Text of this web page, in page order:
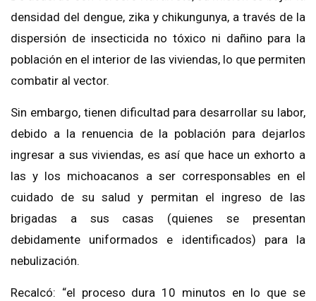
densidad del dengue, zika y chikungunya, a través de la
dispersión de insecticida no tóxico ni dañino para la
población en el interior de las viviendas, lo que permiten
combatir al vector.
Sin embargo, tienen dificultad para desarrollar su labor,
debido a la renuencia de la población para dejarlos
ingresar a sus viviendas, es así que hace un exhorto a
las y los michoacanos a ser corresponsables en el
cuidado de su salud y permitan el ingreso de las
brigadas a sus casas (quienes se presentan
debidamente uniformados e identificados) para la
nebulización.
Recalcó: “el proceso dura 10 minutos en lo que se